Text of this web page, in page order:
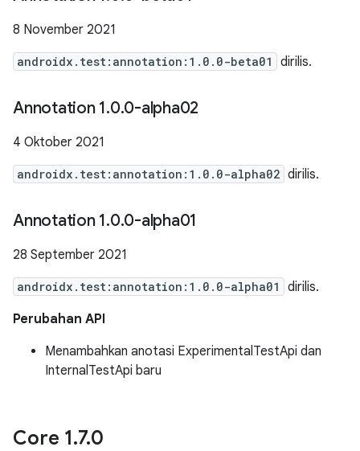
8 November 2021
androidx.test:annotation:1.0.0-beta01 dirilis.
Annotation 1.0.0-alpha02
4 Oktober 2021
androidx.test:annotation:1.0.0-alpha02 dirilis.
Annotation 1.0.0-alpha01
28 September 2021
androidx.test:annotation:1.0.0-alpha01
dirilis.
Perubahan API
Menambahkan anotasi ExperimentalTestApi dan
InternalTestApi baru
Core 1.7.0